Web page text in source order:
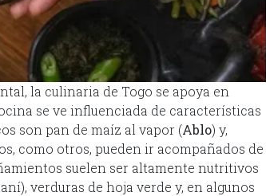
la culinaria de Togo se apoya en
se ve influenciada de características
son pan de maíz al vapor (Ablo) y,
como otros, pueden ir acompañados de
suelen ser altamente nutritivos
verduras de hoja verde y, en algunos